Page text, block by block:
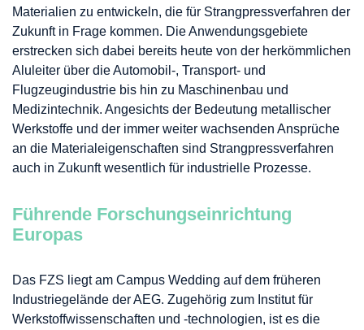
Materialien zu entwickeln, die für Strangpressverfahren der
Zukunft in Frage kommen. Die Anwendungsgebiete
erstrecken sich dabei bereits heute von der herkömmlichen
Aluleiter über die Automobil-, Transport- und
Flugzeugindustrie bis hin zu Maschinenbau und
Medizintechnik. Angesichts der Bedeutung metallischer
Werkstoffe und der immer weiter wachsenden Ansprüche
an die Materialeigenschaften sind Strangpressverfahren
auch in Zukunft wesentlich für industrielle Prozesse.
Führende Forschungseinrichtung
Europas
Das FZS liegt am Campus Wedding auf dem früheren
Industriegelände der AEG. Zugehörig zum Institut für
Werkstoffwissenschaften und -technologien, ist es die